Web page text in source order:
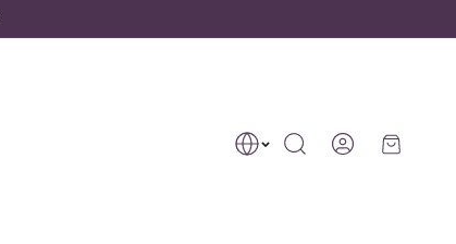
ConnexionPanier